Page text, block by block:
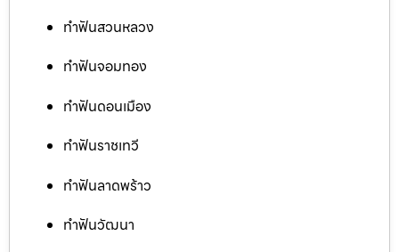
ทำฟันสวนหลวง
ทำฟันจอมทอง
ทำฟันดอนเมือง
ทำฟันราชเทวี
ทำฟันลาดพร้าว
ทำฟันวัฒนา